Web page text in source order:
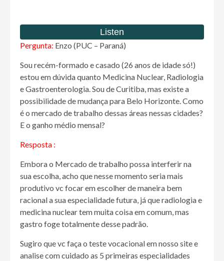
Pergunta: Enzo (PUC – Paraná)
Sou recém-formado e casado (26 anos de idade só!)
estou em dúvida quanto Medicina Nuclear, Radiologia
e Gastroenterologia. Sou de Curitiba, mas existe a
possibilidade de mudança para Belo Horizonte. Como
é o mercado de trabalho dessas áreas nessas cidades?
E o ganho médio mensal?
Resposta :
Embora o Mercado de trabalho possa interferir na
sua escolha, acho que nesse momento seria mais
produtivo vc focar em escolher de maneira bem
racional a sua especialidade futura, já que radiologia e
medicina nuclear tem muita coisa em comum, mas
gastro foge totalmente desse padrão.
Sugiro que vc faça o teste vocacional em nosso site e
analise com cuidado as 5 primeiras especialidades